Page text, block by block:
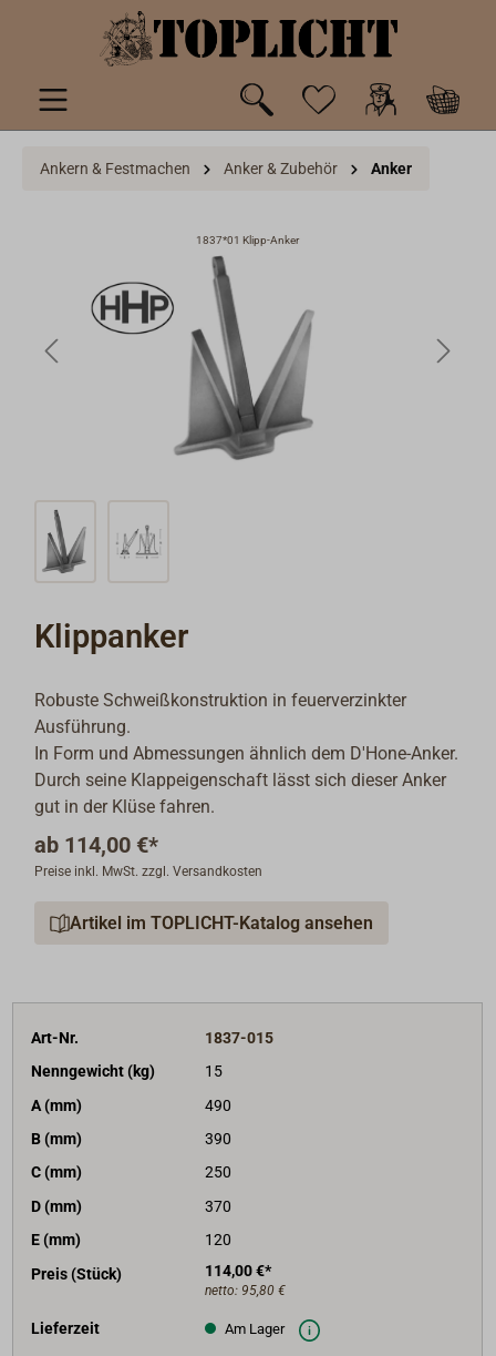
springen
Ankern & Festmachen Anker & Zubehör Anker
1837*01 Klipp-Anker
Klippanker
Robuste Schweißkonstruktion in feuerverzinkter
Ausführung.
In Form und Abmessungen ähnlich dem D'Hone-Anker.
Durch seine Klappeigenschaft lässt sich dieser Anker
gut in der Klüse fahren.
ab 114,00 €*
Preise inkl. MwSt. zzgl. Versandkosten
Artikel im TOPLICHT-Katalog ansehen
Art-Nr.
1837-015
Nenngewicht (kg)
15
A (mm)
490
B (mm)
390
C (mm)
250
D (mm)
370
E (mm)
120
Preis (Stück)
114,00 €*
netto: 95,80 €
Lieferzeit Am Lager